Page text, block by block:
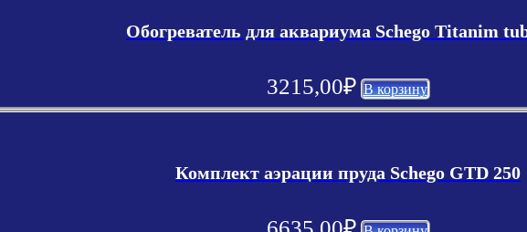
Обогреватель для аквариума Schego Titanim
3215,00₽ В корзину
Комплект аэрации пруда Schego GTD 250